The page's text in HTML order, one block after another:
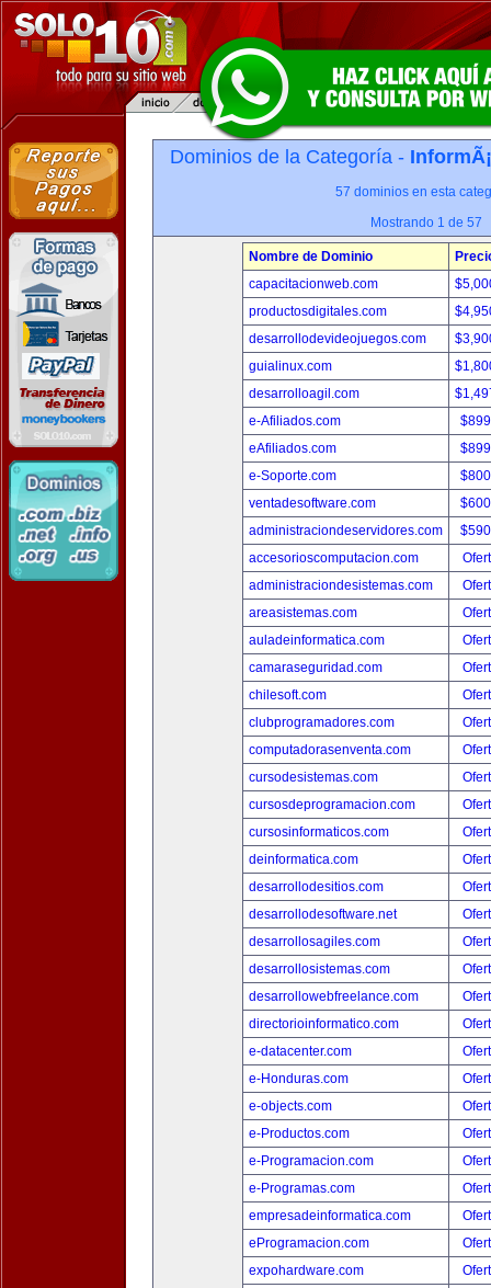
Dominios de la Categoría -
57 dominios en esta
Mostrando 1 de 57
Nombre de Dominio
capacitacionweb.com
productosdigitales.com
desarrollodevideojuegos.com
guialinux.com
desarrolloagil.com
e-Afiliados.com
eAfiliados.com
e-Soporte.com
ventadesoftware.com
administraciondeservidores.com
accesorioscomputacion.com
administraciondesistemas.com
areasistemas.com
auladeinformatica.com
camaraseguridad.com
chilesoft.com
clubprogramadores.com
computadorasenventa.com
cursodesistemas.com
cursosdeprogramacion.com
cursosinformaticos.com
deinformatica.com
desarrollodesitios.com
desarrollodesoftware.net
desarrollosagiles.com
desarrollosistemas.com
desarrollowebfreelance.com
directorioinformatico.com
e-datacenter.com
e-Honduras.com
e-objects.com
e-Productos.com
e-Programacion.com
e-Programas.com
empresadeinformatica.com
eProgramacion.com
expohardware.com